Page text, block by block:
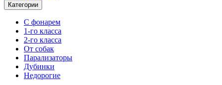
Категории
С фонарем
1-го класса
2-го класса
От собак
Парализаторы
Дубинки
Недорогие